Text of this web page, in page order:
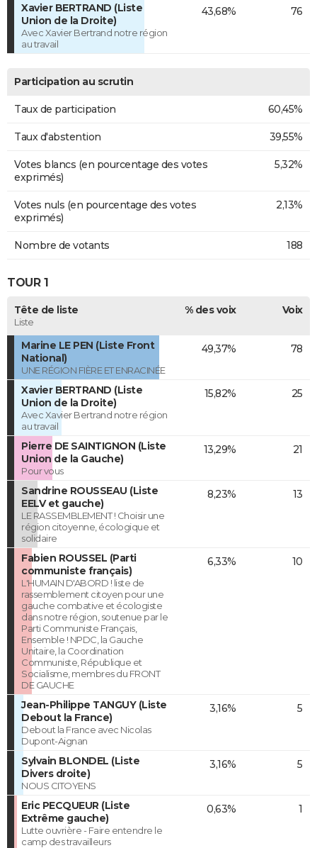
Xavier BERTRAND (Liste
Union de la Droite)
Avec Xavier Bertrand notre région
au travail
43,68% 76
Participation au scrutin
Taux de participation 60,45%
Taux d'abstention 39,55%
Votes blancs (en pourcentage des votes
exprimés)
5,32%
Votes nuls (en pourcentage des votes
exprimés)
2,13%
Nombre de votants 188
TOUR 1
Tête de liste
Liste
% des voix Voix
Marine LE PEN (Liste Front
National)
UNE RÉGION FIÈRE ET ENRACINÉE
49,37% 78
Xavier BERTRAND (Liste
Union de la Droite)
Avec Xavier Bertrand notre région
au travail
15,82% 25
Pierre DE SAINTIGNON (Liste
Union de la Gauche)
Pour vous
13,29% 21
Sandrine ROUSSEAU (Liste
EELV et gauche)
LE RASSEMBLEMENT ! Choisir une
région citoyenne, écologique et
solidaire
8,23% 13
Fabien ROUSSEL (Parti
communiste français)
L'HUMAIN D'ABORD ! liste de
rassemblement citoyen pour une
gauche combative et écologiste
dans notre région, soutenue par le
Parti Communiste Français,
Ensemble ! NPDC, la Gauche
Unitaire, la Coordination
Communiste, République et
Socialisme, membres du FRONT
DE GAUCHE
6,33% 10
Jean-Philippe TANGUY (Liste
Debout la France)
Debout la France avec Nicolas
Dupont-Aignan
3,16% 5
Sylvain BLONDEL (Liste
Divers droite)
NOUS CITOYENS
3,16% 5
Eric PECQUEUR (Liste
Extrême gauche)
Lutte ouvrière - Faire entendre le
camp des travailleurs
0,63% 1